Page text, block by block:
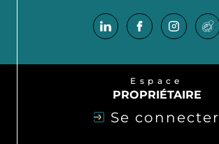
Espace
PROPRIÉTAIRE
Se connecter